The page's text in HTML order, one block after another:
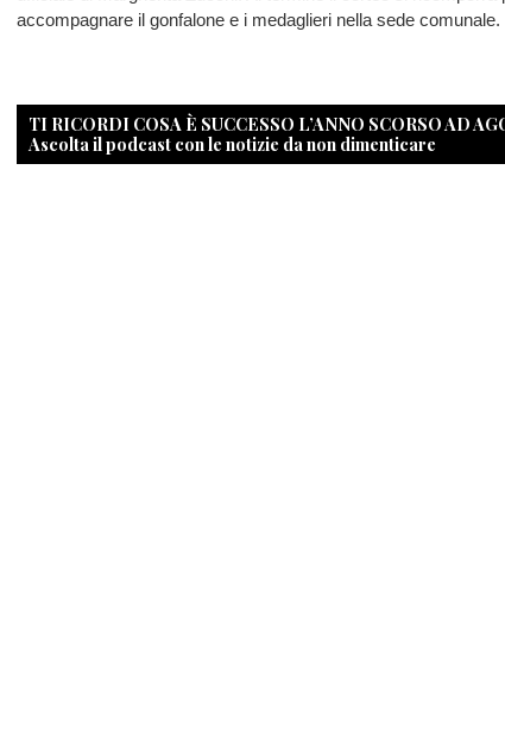
accompagnare il gonfalone e i medaglieri nella sede comunale.
TI RICORDI COSA È SUCCESSO L’ANNO SCORSO AD
Ascolta il podcast con le notizie da non dimenticare